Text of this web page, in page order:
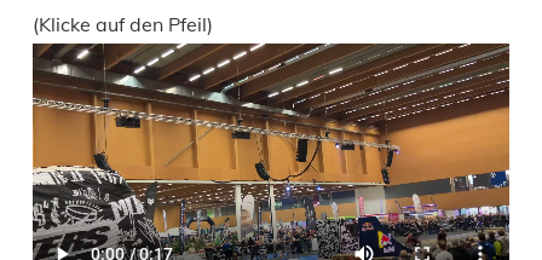
(Klicke auf den Pfeil)